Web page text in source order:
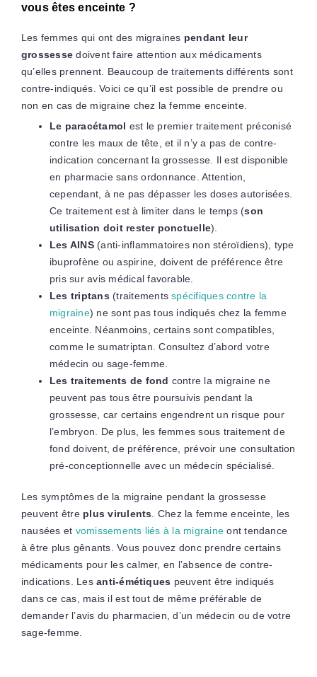
vous êtes enceinte ?
Les femmes qui ont des migraines pendant leur
grossesse doivent faire attention aux médicaments
qu’elles prennent. Beaucoup de traitements différents sont
contre-indiqués. Voici ce qu’il est possible de prendre ou
non en cas de migraine chez la femme enceinte.
Le paracétamol est le premier traitement préconisé
contre les maux de tête, et il n’y a pas de contre-
indication concernant la grossesse. Il est disponible
en pharmacie sans ordonnance. Attention,
cependant, à ne pas dépasser les doses autorisées.
Ce traitement est à limiter dans le temps (son
utilisation doit rester ponctuelle).
Les AINS(anti-inflammatoires non stéroïdiens), type
ibuprofène ou aspirine, doivent de préférence être
pris sur avis médical favorable.
Les triptans (traitementsspécifiques contre la
migraine) ne sont pas tous indiqués chez la femme
enceinte. Néanmoins, certains sont compatibles,
comme le sumatriptan. Consultez d’abord votre
médecin ou sage-femme.
Les traitements de fond contre la migraine ne
peuvent pas tous être poursuivis pendant la
grossesse, car certains engendrent un risque pour
l’embryon. De plus, les femmes sous traitement de
fond doivent, de préférence, prévoir une consultation
pré-conceptionnelle avec un médecin spécialisé.
Les symptômes de la migraine pendant la grossesse
peuvent être plus virulents . Chez la femme enceinte, les
nausées et vomissements liés à la migraine ont tendance
à être plus gênants. Vous pouvez donc prendre certains
médicaments pour les calmer, en l’absence de contre-
indications. Lesanti-émétiques peuvent être indiqués
dans ce cas, mais il est tout de même préférable de
demander l’avis du pharmacien, d’un médecin ou de votre
sage-femme.